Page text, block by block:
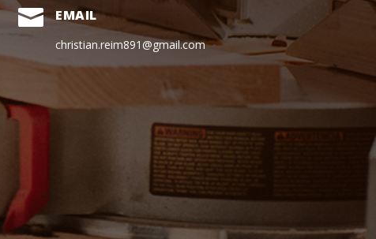
 EMAIL
christian.reim891@gmail.com